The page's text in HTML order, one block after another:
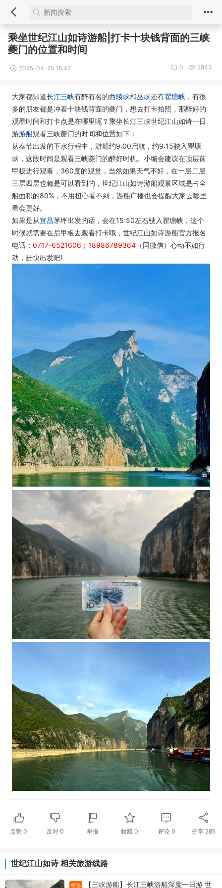
乘坐世纪江山如诗游船|打卡十块钱背面的三峡
夔门的位置和时间
2025-04-25 16:47 2843
0
大家都知道长江三峡有醉有名的西陵峡和巫峡还有瞿塘峡 ，有很
多的朋友都是冲着十块钱背面的夔门，想去打卡拍照，那醉好的
观看时间和打卡点是在哪里呢？乘坐长江三峡世纪江山如诗一日
游游船观看三峡夔门的时间和位置如下：
从奉节出发的下水行程中，游船约9:00启航，约9:15驶入瞿塘
峡，这段时间是观看三峡夔门的醉好时机。小编会建议在顶层前
甲板进行观看，360度的观赏，当然如果天气不好，在一层二层
三层四层也都是可以看到的，世纪江山如诗游船观景区域是占全
船面积的80%，不用担心看不到，游船广播也会提醒大家去哪里
看会更好。
如果是从宜昌茅坪出发的话，会在15:50左右驶入瞿塘峡，这个
时候就需要在后甲板去观看打卡哦，世纪江山如诗游船官方报名
电话： 0717-6521606；18986789364 （同微信）心动不如行
动，赶快出发吧!
点赞 0 反对0 举报 收藏 0 评论 0 分享 285
世纪江山如诗 相关旅游线路
精选 【三峡游船】长江三峡游船深度一日游 世